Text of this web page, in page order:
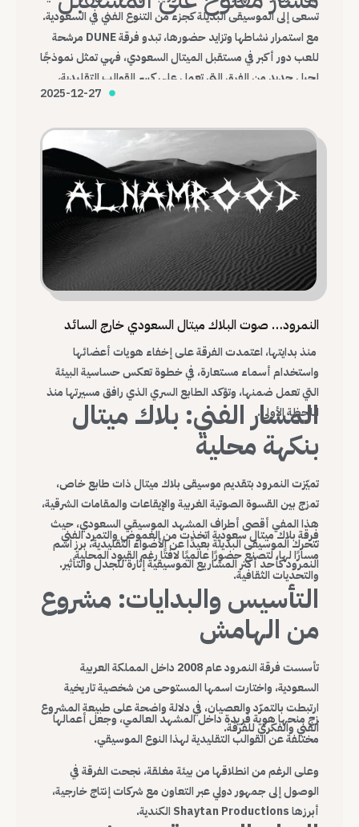
تسعى إلى الموسيقى البديلة كجزء من التنوع الفني في السعودية.
مع استمرار نشاطها وتزايد حضورها، تبدو فرقة DUNE مرشحة
للعب دور أكبر في مستقبل الميتال السعودي، فهي تمثل نموذجًا
لجيل جديد من الفرق التي تعمل على كسر القوالب التقليدية،
وبناء هوية موسيقية محلية قادرة على التواصل مع العالم.
2025-12-27
النمرود… صوت البلاك ميتال السعودي خارج السائد
منذ بدايتها، اعتمدت الفرقة على إخفاء هويات أعضائها
واستخدام أسماء مستعارة، في خطوة تعكس حساسية البيئة
التي تعمل ضمنها، وتؤكد الطابع السري الذي رافق مسيرتها منذ
اللحظة الأولى.
المسار الفني: بلاك ميتال
بنكهة محلية
تميّزت النمرود بتقديم موسيقى بلاك ميتال ذات طابع خاص،
تمزج بين القسوة الصوتية الغربية والإيقاعات والمقامات الشرقية،
هذا المفي أقصى أطراف المشهد الموسيقي السعودي، حيث
تتحرك الموسيقى البديلة بعيدًا عن الأضواء التقليدية، برز اسم
النمرود كأحد أكثر المشاريع الموسيقية إثارة للجدل والتأثير.
فرقة بلاك ميتال سعودية اتخذت من الغموض والتمرد الفني
مسارًا لها، لتصنع حضورًا عالميًا لافتًا رغم القيود المحلية
والتحديات الثقافية.
التأسيس والبدايات: مشروع
من الهامش
تأسست فرقة النمرود عام 2008 داخل المملكة العربية
السعودية، واختارت اسمها المستوحى من شخصية تاريخية
ارتبطت بالتمرّد والعصيان، في دلالة واضحة على طبيعة المشروع
الفني والفكري للفرقة.
زج منحها هوية فريدة داخل المشهد العالمي، وجعل أعمالها
مختلفة عن القوالب التقليدية لهذا النوع الموسيقي.
وعلى الرغم من انطلاقها من بيئة مغلقة، نجحت الفرقة في
الوصول إلى جمهور دولي عبر التعاون مع شركات إنتاج خارجية،
أبرزها Shaytan Productions الكندية.